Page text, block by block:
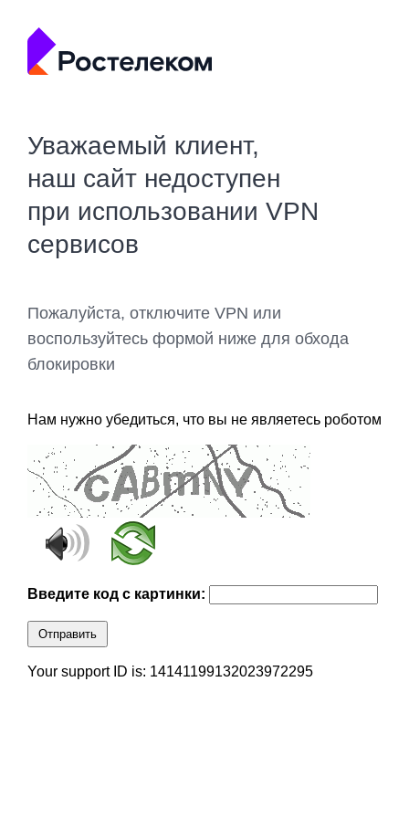
Уважаемый клиент,
наш сайт недоступен
при использовании VPN
сервисов
Пожалуйста, отключите VPN или
воспользуйтесь формой ниже для обхода
блокировки
Нам нужно убедиться, что вы не являетесь роботом
Введите код с картинки:
Отправить
Your support ID is: 14141199132023972295